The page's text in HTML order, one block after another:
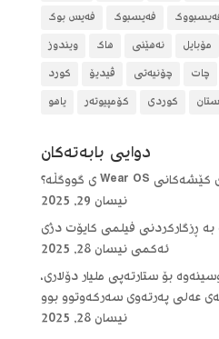
فەیسبوک
فەیس بوک
مۆبایل نەهێنی هاک
ویندوز
چات چۆنیەتی ڤیدیۆ
کورد
کوردی کۆمپیوتەر یاهو
دوایی بابه‌ته‌كان
نیسان 29, 2025
ڕزگارکردنی فیلمی کایۆت دژی
ئەکمی نیسان 28, 2025
بۆ ستارتەپی ملیار دۆلاری،
عەلی پەرتەوی سەرکەوتوو بوو
نیسان 28, 2025